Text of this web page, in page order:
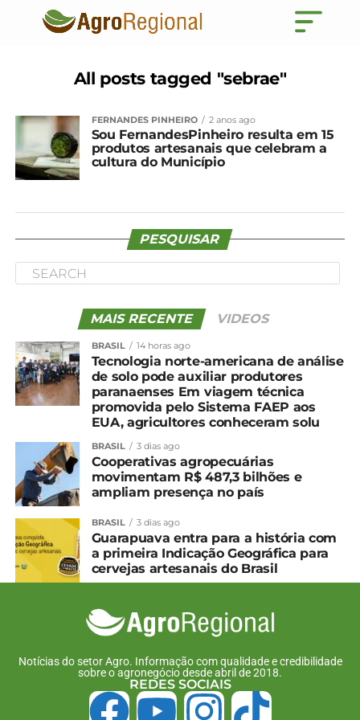
All posts tagged "sebrae"
FERNANDES PINHEIRO 2 anos ago
Sou FernandesPinheiro resulta em 15
produtos artesanais que celebram a
cultura do Município
PESQUISAR
MAIS RECENTE VIDEOS
BRASIL 14 horas ago
Tecnologia norte-americana de análise
de solo pode auxiliar produtores
paranaenses Em viagem técnica
promovida pelo Sistema FAEP aos
EUA, agricultores conheceram solu
BRASIL 3 dias ago
Cooperativas agropecuárias
movimentam R$ 487,3 bilhões e
ampliam presença no país
BRASIL 3 dias ago
Guarapuava entra para a história com
a primeira Indicação Geográfica para
cervejas artesanais do Brasil
Notícias do setor Agro. Informação com qualidade e credibilidade
sobre o agronegócio desde abril de 2018.
REDES SOCIAIS